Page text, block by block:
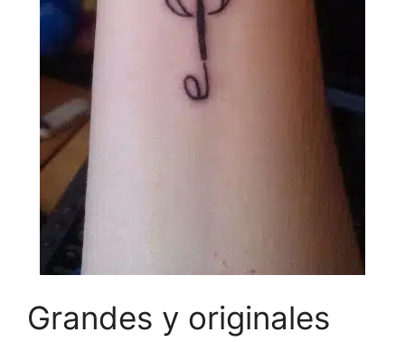
Grandes y originales